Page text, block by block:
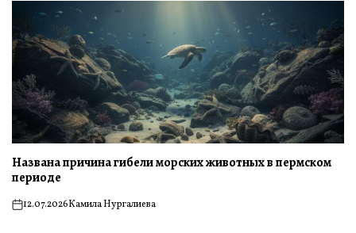
Названа причина гибели морских животных в пермском
периоде
on12.07.2026Камила Нургалиева